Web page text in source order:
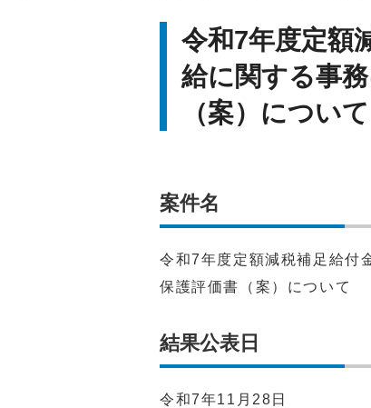
令和7年度定額
給に関する事
（案）について
案件名
令和7年度定額減税補足給付
保護評価書（案）について
結果公表日
令和7年11月28日